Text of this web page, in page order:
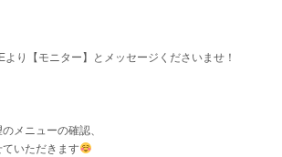
り【モニター】とメッセージくださいませ！
メニューの確認、
いただきます